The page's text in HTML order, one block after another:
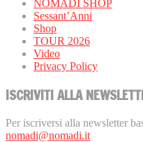
NOMADI SHOP
Sessant’Anni
Shop
TOUR 2026
Video
Privacy Policy
ISCRIVITI ALLA
Per iscriversi alla newsletter
nomadi@nomadi.it